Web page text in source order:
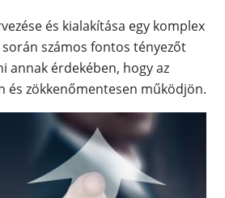
és kialakítása egy komplex
számos fontos tényezőt
annak érdekében, hogy az
és zökkenőmentesen működjön.